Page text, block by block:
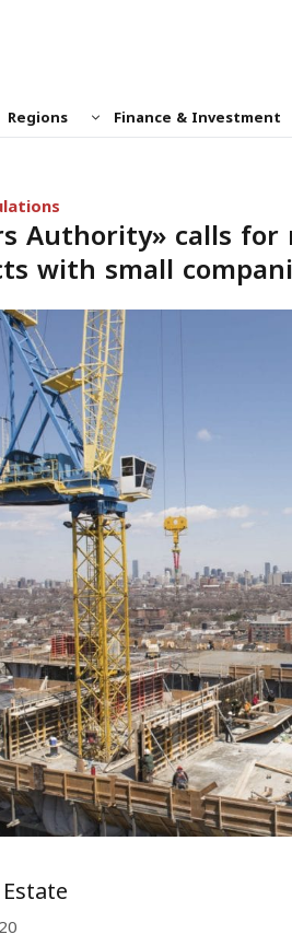
Regions Finance & Investment
Authority» calls
with small